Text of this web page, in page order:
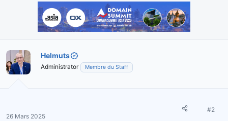
Helmuts
Administrator Membre du Staff
26 Mars 2025
#2